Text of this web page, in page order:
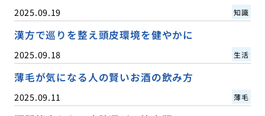
2025.09.19 知識
漢方で巡りを整え頭皮環境を健やかに
2025.09.18 生活
薄毛が気になる人の賢いお酒の飲み方
2025.09.11 薄毛